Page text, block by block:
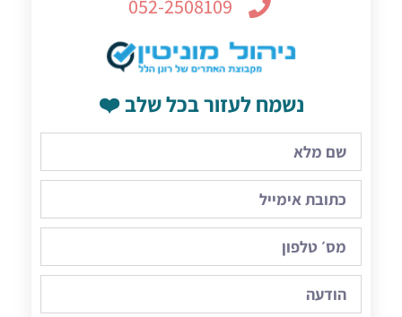
052-2508109
נשמח לעזור בכל שלב ❤️